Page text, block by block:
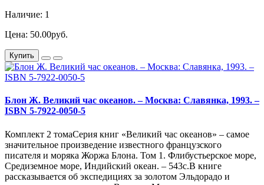
Наличие: 1
Цена: 50.00руб.
Купить
Блон Ж. Великий час океанов. – Москва: Славянка, 1993. –
ISBN 5-7922-0050-5
Комплект 2 томаСерия книг «Великий час океанов» – самое
значительное произведение известного французского
писателя и моряка Жоржа Блона. Том 1. Флибустьерское море,
Средиземное море, Индийский океан. – 543с.В книге
рассказывается об экспедициях за золотом Эльдорадо и